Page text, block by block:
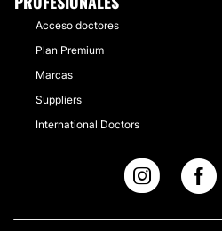
Acceso doctores
Plan Premium
Marcas
Suppliers
International Doctors